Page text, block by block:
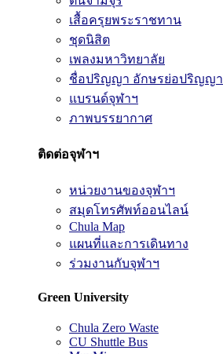
เสื้อครุยพระราชทาน
ชุดนิสิต
เพลงมหาวิทยาลัย
ชื่อปริญญา อักษรย่อปริญญา
แบรนด์จุฬาฯ
ภาพบรรยากาศ
ติดต่อจุฬาฯ
หน่วยงานของจุฬาฯ
สมุดโทรศัพท์ออนไลน์
Chula Map
แผนที่และการเดินทาง
ร่วมงานกับจุฬาฯ
Green University
Chula Zero Waste
CU Shuttle Bus